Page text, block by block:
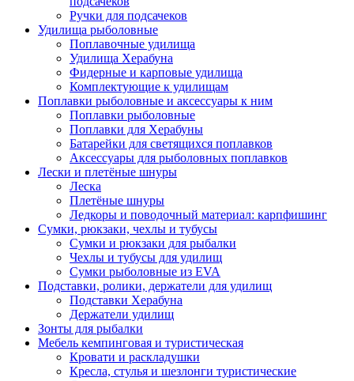
Ручки для подсачеков
Удилища рыболовные
Поплавочные удилища
Удилища Херабуна
Фидерные и карповые удилища
Комплектующие к удилищам
Поплавки рыболовные и аксессуары к ним
Поплавки рыболовные
Поплавки для Херабуны
Батарейки для светящихся поплавков
Аксессуары для рыболовных поплавков
Лески и плетёные шнуры
Леска
Плетёные шнуры
Ледкоры и поводочный материал: карпфишинг
Сумки, рюкзаки, чехлы и тубусы
Сумки и рюкзаки для рыбалки
Чехлы и тубусы для удилищ
Сумки рыболовные из EVA
Подставки, ролики, держатели для удилищ
Подставки Херабуна
Держатели удилищ
Зонты для рыбалки
Мебель кемпинговая и туристическая
Кровати и раскладушки
Кресла, стулья и шезлонги туристические